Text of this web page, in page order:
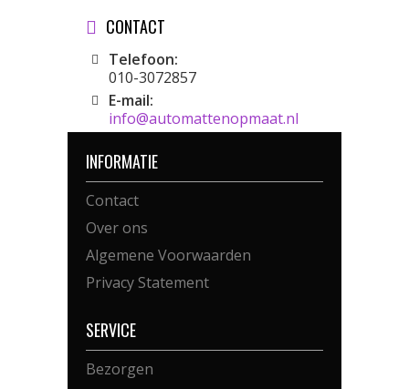
CONTACT
Telefoon:
010-3072857
E-mail:
info@automattenopmaat.nl
INFORMATIE
Contact
Over ons
Algemene Voorwaarden
Privacy Statement
SERVICE
Bezorgen